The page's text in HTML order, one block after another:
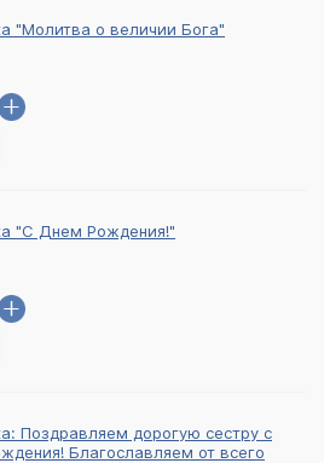
"Молитва о величии Бога"
"С Днем Рождения!"
Поздравляем дорогую сестру с
Благославляем от всего